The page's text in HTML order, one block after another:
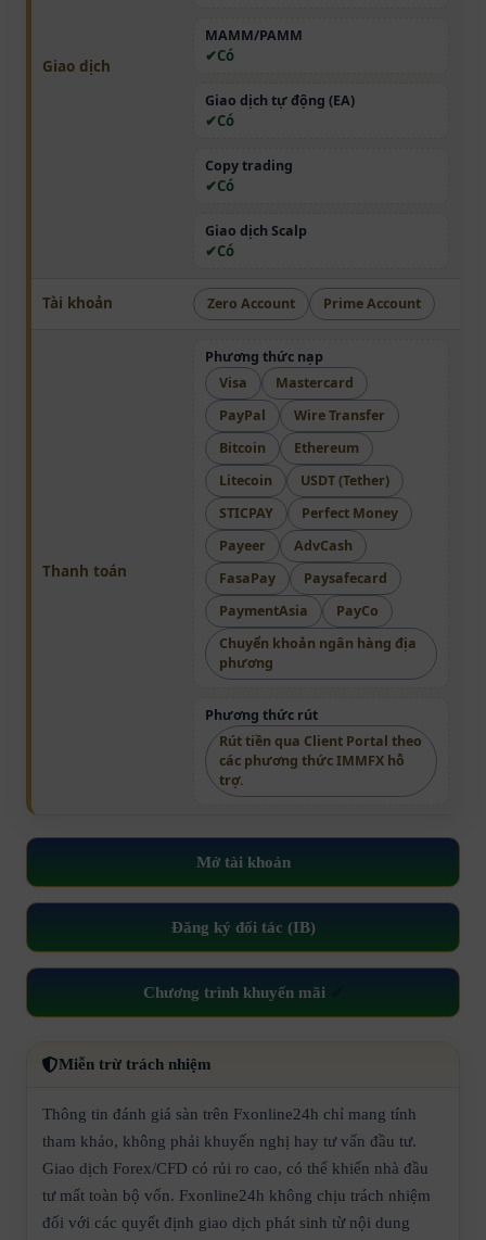
Giao dịch
MAMM/PAMM
Có
Giao dịch tự động (EA)
Có
Copy trading
Có
Giao dịch Scalp
Có
Tài khoản Zero Account Prime Account
Thanh toán
Phương thức nạp
Visa
Mastercard
PayPal
Wire Transfer
Bitcoin
Ethereum
Litecoin
USDT (Tether)
STICPAY
Perfect Money
Payeer
AdvCash
FasaPay
Paysafecard
PaymentAsia
PayCo
Chuyển khoản ngân hàng địa
phương
Phương thức rút
Rút tiền qua Client Portal theo
các phương thức IMMFX hỗ
trợ.
Mở tài khoản
Đăng ký đối tác (IB)
Chương trình khuyến mãi
Miễn trừ trách nhiệm
Thông tin đánh giá sàn trên Fxonline24h chỉ mang tính
tham khảo, không phải khuyến nghị hay tư vấn đầu tư.
Giao dịch Forex/CFD có rủi ro cao, có thể khiến nhà đầu
tư mất toàn bộ vốn. Fxonline24h không chịu trách nhiệm
đối với các quyết định giao dịch phát sinh từ nội dung